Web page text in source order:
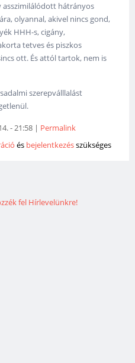
asszimilálódott hátrányos
olyannal, akivel nincs gond,
HHH-s, cigány,
tetves és piszkos
ott. És attól tartok, nem is
szerepválllalást
- 21:58 | Permalink
és bejelentkezésszükséges
fel Hírlevelünkre!